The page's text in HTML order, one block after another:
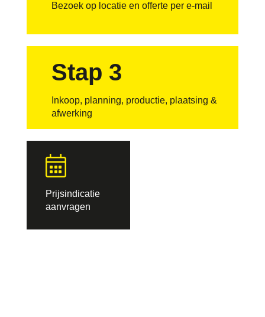
Bezoek op locatie en offerte per e-mail
Stap 3
Inkoop, planning, productie, plaatsing &
afwerking
Prijsindicatie
aanvragen